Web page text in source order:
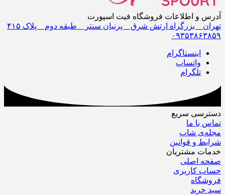
آدرس و اطلاعات فروشگاه فیت اسپورت
تهران _ بزرگراه ارتش شرق _ پرنیان سنتر _ طبقه دوم _ پلاک ۴١۵
٠٩٣۵٣٨۶٣٨۵٩
اینستاگرام
واتساپ
تلگرام
دسترسی سریع
تماس با ما
مجله‌ی شاپ
شرایط و قوانین
خدمات مشتریان
صفحه اصلی
حساب کاربری
فروشگاه
سبد خرید